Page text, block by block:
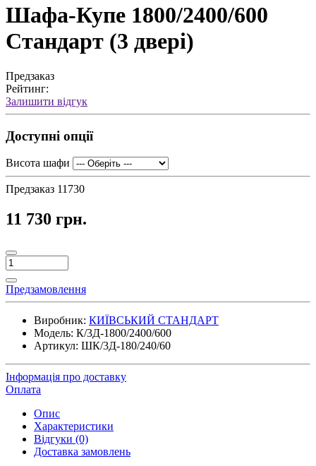
Шафа-Купе 1800/2400/600
Стандарт (3 двері)
Предзаказ
Рейтинг:
Залишити відгук
Доступні опції
Висота шафи
Предзаказ 11730
11 730 грн.
Предзамовлення
Виробник: КИЇВСЬКИЙ СТАНДАРТ
Модель: К/3Д-1800/2400/600
Артикул: ШК/3Д-180/240/60
Інформація про доставку
Оплата
Опис
Характеристики
Відгуки (0)
Доставка замовлень